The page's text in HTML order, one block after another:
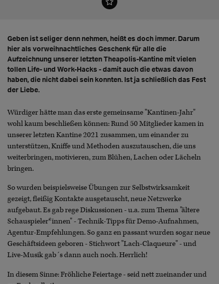
Geben ist seliger denn nehmen, heißt es doch immer. Darum
hier als vorweihnachtliches Geschenk für alle die
Aufzeichnung unserer letzten Theapolis-Kantine mit vielen
tollen Life- und Work-Hacks - damit auch die etwas davon
haben, die nicht dabei sein konnten. Ist ja schließlich das Fest
der Liebe.
Würdiger hätte man das erste gemeinsame "Kantinen-Jahr"
wohl kaum beschließen können: Rund 50 Mitglieder kamen in
unserer letzten Kantine 2021 zusammen, um einander zu
unterstützen, Kniffe und Methoden auszutauschen, die uns
weiterbringen, motivieren, zum Blühen, Lachen oder Lächeln
bringen.
So wurden beispielsweise Übungen zur Selbstwirksamkeit
gezeigt, fleißig Kontakte ausgetauscht, neue Netzwerke
aufgebaut. Es gab rege Diskussionen - u.a. zum Thema "ältere
Schauspieler*innen" - Technik-Tipps für Demo-Aufnahmen,
Agentur-Empfehlungen. So ganz en passant wurden sogar neue
Geschäftsideen geboren - Stichwort "Lach-Claqueure" - und
Live-Musik gab´s dann auch noch. Herrlich!
In diesem Sinne: Fröhliche Feiertage - seid nett zueinander und